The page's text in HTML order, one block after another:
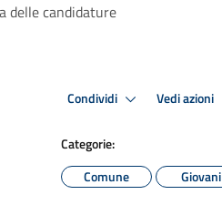
delle candidature
Condividi Vedi azioni
Categorie:
Comune
Giovani